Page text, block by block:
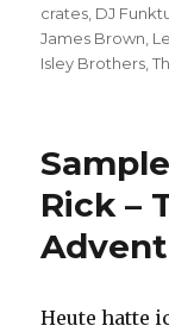
am
crates DJ
James Brown
Isley Brothers ,
Rick –
Heute hatte